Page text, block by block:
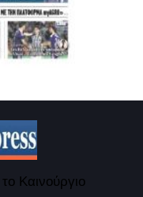
Καινούργιο